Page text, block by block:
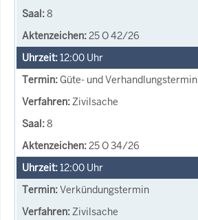
8
25 O 42/26
12:00 Uhr
Güte- und Verhandlungstermin
Zivilsache
8
25 O 34/26
12:00 Uhr
Verkündungstermin
Zivilsache